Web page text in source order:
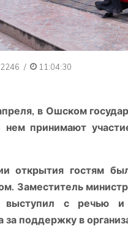
2246 / 11:04:30
в Ошском
нем принимают
открытия гостям
Заместитель
выступил с речью и
за поддержку в